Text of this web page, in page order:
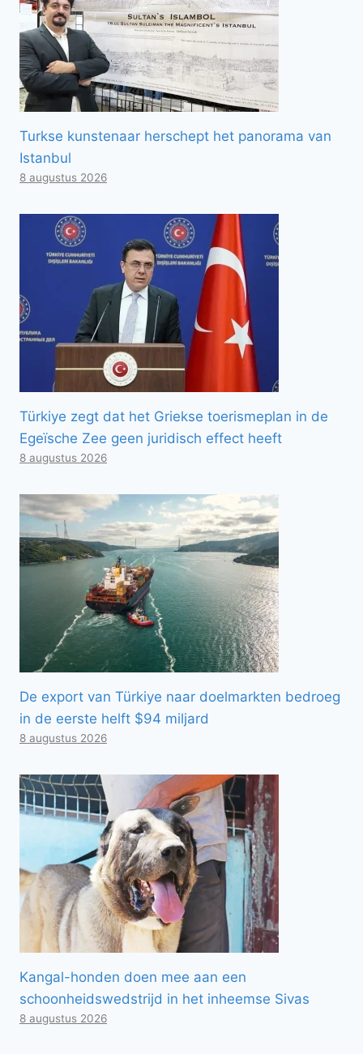
Turkse kunstenaar herschept het panorama van
Istanbul
8 augustus 2026
Türkiye zegt dat het Griekse toerismeplan in de
Egeïsche Zee geen juridisch effect heeft
8 augustus 2026
De export van Türkiye naar doelmarkten bedroeg
in de eerste helft $94 miljard
8 augustus 2026
Kangal-honden doen mee aan een
schoonheidswedstrijd in het inheemse Sivas
8 augustus 2026